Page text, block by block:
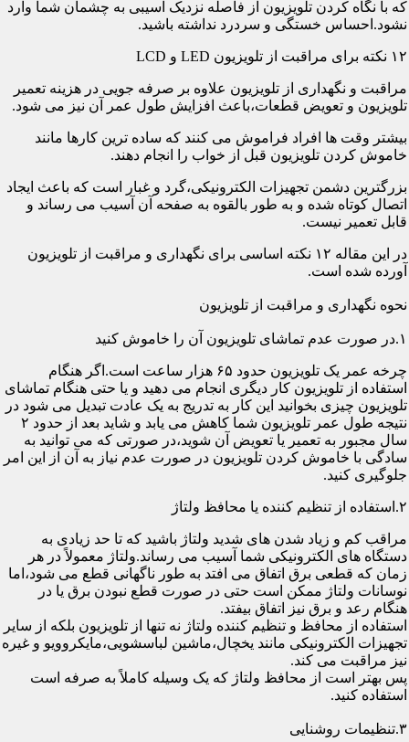
که با نگاه کردن تلویزیون از فاصله نزدیک آسیبی به چشمان شما وارد
نشود.احساس خستگی و سردرد نداشته باشید.
۱۲ نکته برای مراقبت از تلویزیون LED و LCD
مراقبت و نگهداری از تلویزیون علاوه بر صرفه جویی در هزینه تعمیر
تلویزیون و تعویض قطعات،باعث افزایش طول عمر آن نیز می شود.
بیشتر وقت ها افراد فراموش می کنند که ساده ترین کارها مانند
خاموش کردن تلویزیون قبل از خواب را انجام دهند.
بزرگترین دشمن تجهیزات الکترونیکی،گرد و غبار است که باعث ایجاد
اتصال کوتاه شده و به طور بالقوه به صفحه آن آسیب می رساند و
قابل تعمیر نیست.
در این مقاله ۱۲ نکته اساسی برای نگهداری و مراقبت از تلویزیون
آورده شده است.
نحوه نگهداری و مراقبت از تلویزیون
۱.در صورت عدم تماشای تلویزیون آن را خاموش کنید
چرخه عمر یک تلویزیون حدود ۶۵ هزار ساعت است.اگر هنگام
استفاده از تلویزیون کار دیگری انجام می دهید و یا حتی هنگام تماشای
تلویزیون چیزی بخوانید این کار به تدریج به یک عادت تبدیل می شود در
نتیجه طول عمر تلویزیون شما کاهش می یابد و شاید بعد از حدود ۲
سال مجبور به تعمیر یا تعویض آن شوید،در صورتی که می توانید به
سادگی با خاموش کردن تلویزیون در صورت عدم نیاز به آن از این امر
جلوگیری کنید.
۲.استفاده از تنظیم کننده یا محافظ ولتاژ
مراقب کم و زیاد شدن های شدید ولتاژ باشید که تا حد زیادی به
دستگاه های الکترونیکی شما آسیب می رساند.ولتاژ معمولاً در هر
زمان که قطعی برق اتفاق می افتد به طور ناگهانی قطع می شود،اما
نوسانات ولتاژ ممکن است حتی در صورت قطع نبودن برق یا در
هنگام رعد و برق نیز اتفاق بیفتد.
استفاده از محافظ و تنظیم کننده ولتاژ نه تنها از تلویزیون بلکه از سایر
تجهیزات الکترونیکی مانند یخچال،ماشین لباسشویی،مایکروویو و غیره
نیز مراقبت می کند.
پس بهتر است از محافظ ولتاژ که یک وسیله کاملاً به صرفه است
استفاده کنید.
۳.تنظیمات روشنایی